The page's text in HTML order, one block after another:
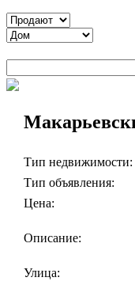
Тип недвижимости:
Тип объявления:
Цена:
Описание:
Улица: